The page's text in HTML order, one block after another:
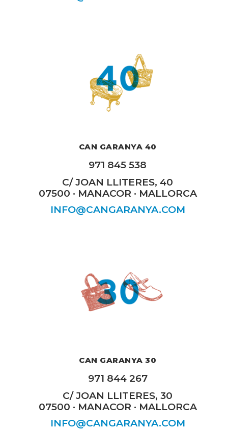
CAN GARANYA 40
971 845 538
C/ JOAN LLITERES, 40
07500 · MANACOR · MALLORCA
INFO@CANGARANYA.COM
CAN GARANYA 30
971 844 267
C/ JOAN LLITERES, 30
07500 · MANACOR · MALLORCA
INFO@CANGARANYA.COM